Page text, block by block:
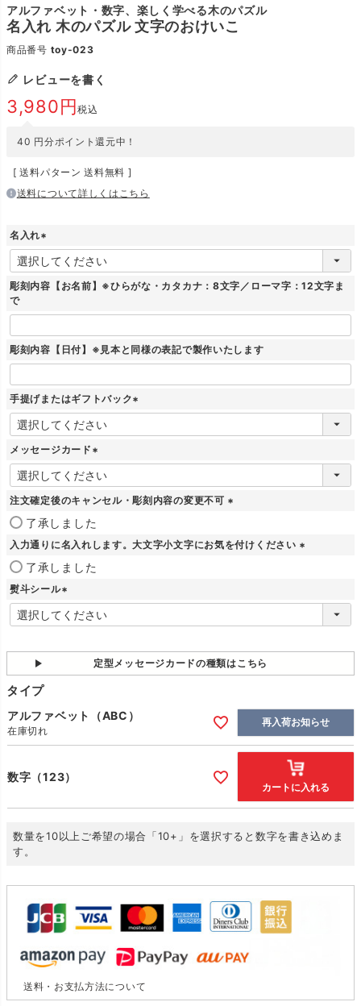
アルファベット・数字、楽しく学べる木のパズル
名入れ 木のパズル 文字のおけいこ
商品番号 toy-023
レビューを書く
3,980 税込
40 円分ポイント還元中！
送料パターン 送料無料
送料について詳しくはこちら
名入れ
(
必
須
彫刻内容【お名前】※ひらがな・カタカナ：8文字／ローマ字：12文字ま
で
彫刻内容【日付】※見本と同様の表記で製作いたします
手提げまたはギフトバック
(
メッセージカード
(
必
須
注文確定後のキャンセル・彫刻内容の変更不可
須
了承しました
入力通りに名入れします。大文字小文字にお気を付けください
)
了承しました
熨斗シール
(
必
)
定型メッセージカードの種類はこちら
タイプ
アルファベット（ABC）
在庫切れ
再入荷お知らせ
数字（123）
カートに入れる
数量を10以上ご希望の場合「10+」を選択すると数字を書き込めま
す。
送料・お支払方法について